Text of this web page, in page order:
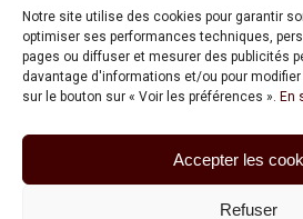
Notre site utilise des cookies pour garantir
optimiser ses performances techniques,
pages ou diffuser et mesurer des publicités
davantage d'informations et/ou pour
sur le bouton sur « Voir les préférences ». En
Accepter les
Refuser